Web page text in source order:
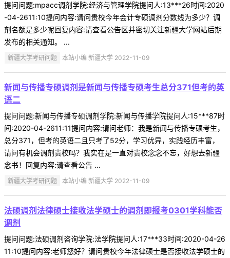
提问问题:mpacc调剂学院:经济与管理学院提问人:13***26时间:2020
-04-2611:10提问内容:请问贵校今年会计专硕调剂分数线为多少？调
剂名额是多少呢回复内容:请查看公告区并密切关注新疆大学网站后期
发布的相关通知。 ...
新疆大学考研问题 本站小编 新疆大学 2022-11-09
新闻与传播专硕调剂是新闻与传播专硕考生总分371但考的英
语二
提问问题:新闻与传播专硕调剂学院:新闻与传播学院提问人:15***87时
间:2020-04-2611:11提问内容:请问老师：我是新闻与传播专硕考生，
总分371，但考的英语二且只考了52分，学习优异，实践经历丰富，
请问有机会调剂贵校吗？我实在是一直对贵校念念不忘，好想去新疆
念书！回复内容:请查看公告 ...
新疆大学考研问题 本站小编 新疆大学 2022-11-09
法硕调剂法律硕士接收法学硕士的调剂即报考0301学科能否
调剂
提问问题:法硕调剂咨询学院:法学院提问人:17***33时间:2020-04-26
11:10提问内容:老师您好？请问贵校今年法律硕士是否接收法学硕士的